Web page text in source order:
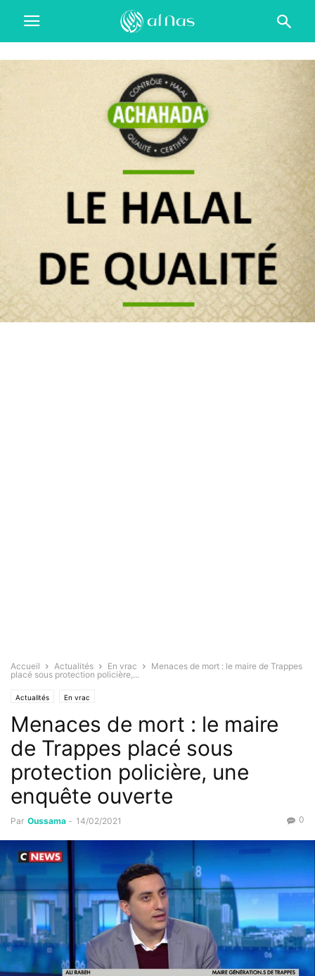
Accueil Actualités En vrac
Menaces de mort : le maire de Trappes
placé sous protection policière,...
Actualités En vrac
Menaces de mort : le maire
de Trappes placé sous
protection policière, une
enquête ouverte
Par Oussama - 14/02/2021 0